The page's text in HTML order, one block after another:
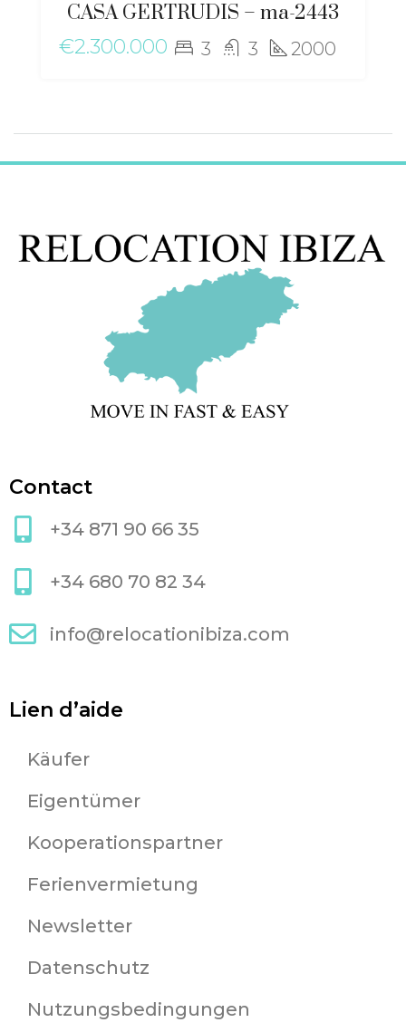
CASA GERTRUDIS – ma-2443
€2.300.000
3 3 2000
Contact
+34 871 90 66 35
+34 680 70 82 34
info@relocationibiza.com
Lien d’aide
Käufer
Eigentümer
Kooperationspartner
Ferienvermietung
Newsletter
Datenschutz
Nutzungsbedingungen